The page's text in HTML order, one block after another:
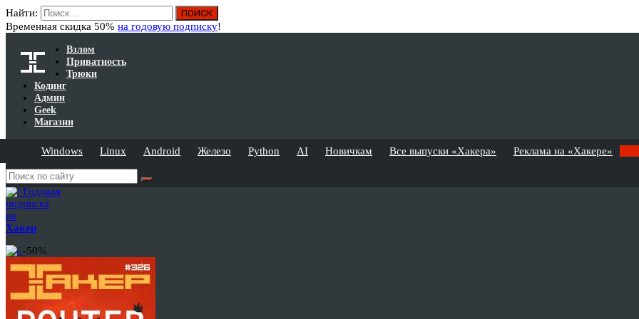
Найти:
Временная скидка 50% на годовую подписку!
Взлом
Приватность
Трюки
Кодинг
Админ
Geek
Магазин
Windows Linux Android Железо Python AI Новичкам Все выпуски «Хакера» Реклама на «Хакере»
Годовая
подписка
на
Хакер
-50%